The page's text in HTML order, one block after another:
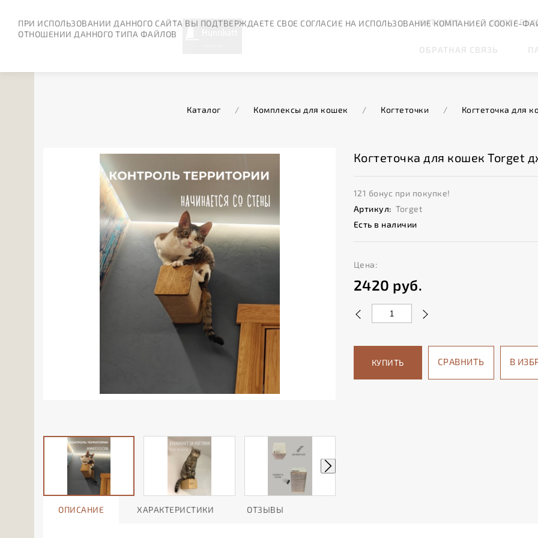
КАТАЛОГ
ОБРАТНАЯ СВЯЗЬ
Каталог / Комплексы для кошек / Когтеточки / Когтеточка для
Когтеточка для кошек Torget
121 бонус при покупке!
Артикул: Torget
Есть в наличии
Цена:
2420 руб.
КУПИТЬ СРАВНИТЬ В
ОПИСАНИЕ ХАРАКТЕРИСТИКИ ОТЗЫВЫ
ПРИ ИСПОЛЬЗОВАНИИ ДАННОГО САЙТА ВЫ ПОДТВЕРЖДАЕТЕ СВОЕ СОГЛАСИЕ НА ИСПОЛЬЗОВАНИЕ КОМПАНИЕЙ COOKIE-
ОТНОШЕНИИ ДАННОГО ТИПА ФАЙЛОВ